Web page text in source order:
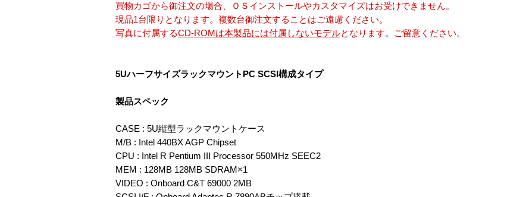
買物カゴから御注文の場合、ＯＳインストールやカスタマイズはお受けできません。
現品1台限りとなります。複数台御注文することはご遠慮ください。
写真に付属するCD-ROMは本製品には付属しないモデルとなります。ご留意ください。
5UハーフサイズラックマウントPC SCSI構成タイプ
製品スペック
CASE : 5U縦型ラックマウントケース
M/B : Intel 440BX AGP Chipset
CPU : Intel R Pentium III Processor 550MHz SEEC2
MEM : 128MB 128MB SDRAM×1
VIDEO : Onboard C&T 69000 2MB